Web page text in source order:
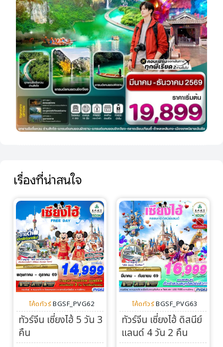
เรื่องที่น่าสนใจ
โค้ดทัวร์ BGSF_PVG62
ทัวร์จีน เซี่ยงไฮ้ 5 วัน 3
คืน
โค้ดทัวร์ BGSF_PVG63
ทัวร์จีน เซี่ยงไฮ้ ดิสนีย์
แลนด์ 4 วัน 2 คืน